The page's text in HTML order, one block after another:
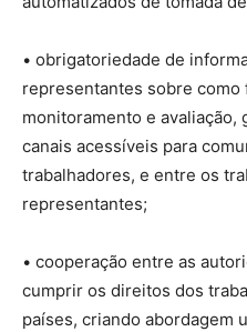
• obrigatoriedade de
representantes sobre
monitoramento e avaliação,
canais acessíveis para
trabalhadores, e entre os
representantes;
• cooperação entre as
cumprir os direitos dos
países, criando abordagem